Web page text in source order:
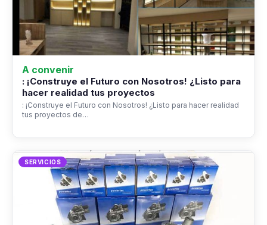
A convenir
: ¡Construye el Futuro con Nosotros! ¿Listo para
hacer realidad tus proyectos
: ¡Construye el Futuro con Nosotros! ¿Listo para hacer realidad
tus proyectos de…
SERVICIOS